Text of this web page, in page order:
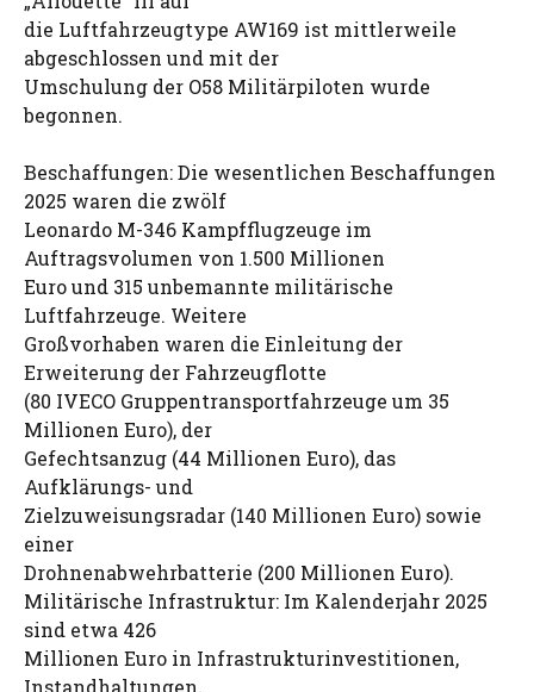
die Luftfahrzeugtype AW169 ist mittlerweile
abgeschlossen und mit der
Umschulung der O58 Militärpiloten wurde
begonnen.
Beschaffungen: Die wesentlichen Beschaffungen
2025 waren die zwölf
Leonardo M-346 Kampfflugzeuge im
Auftragsvolumen von 1.500 Millionen
Euro und 315 unbemannte militärische
Luftfahrzeuge. Weitere
Großvorhaben waren die Einleitung der
Erweiterung der Fahrzeugflotte
(80 IVECO Gruppentransportfahrzeuge um 35
Millionen Euro), der
Gefechtsanzug (44 Millionen Euro), das
Aufklärungs- und
Zielzuweisungsradar (140 Millionen Euro) sowie
einer
Drohnenabwehrbatterie (200 Millionen Euro).
Militärische Infrastruktur: Im Kalenderjahr 2025
sind etwa 426
Millionen Euro in Infrastrukturinvestitionen,
Instandhaltungen,